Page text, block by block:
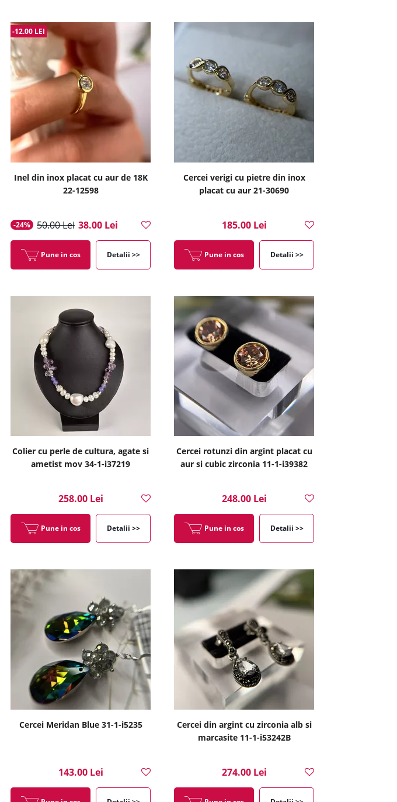
Inel din inox placat cu aur de 18K
22-12598
-24% 50.00 Lei
-12.00 LEI
38.00 Lei
Pune in cos Detalii >>
Cercei verigi cu pietre din inox
placat cu aur 21-30690
185.00 Lei
Pune in cos Detalii >>
Colier cu perle de cultura, agate si
ametist mov 34-1-i37219
258.00 Lei
Pune in cos Detalii >>
Cercei rotunzi din argint placat cu
aur si cubic zirconia 11-1-i39382
248.00 Lei
Pune in cos Detalii >>
Cercei Meridan Blue 31-1-i5235
143.00 Lei
Cercei din argint cu zirconia alb si
marcasite 11-1-i53242B
274.00 Lei